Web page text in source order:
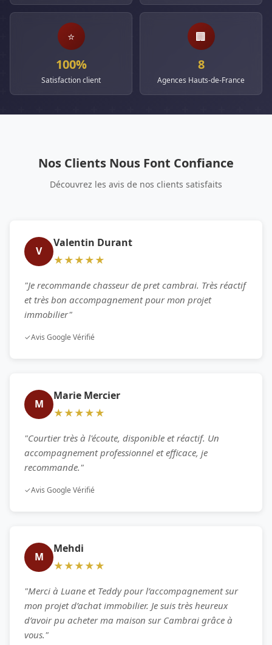
⭐
100%
Satisfaction client
🏢
8
Agences Hauts-de-France
Nos Clients Nous Font Confiance
Découvrez les avis de nos clients satisfaits
V
Valentin Durant
★★★★★
"Je recommande chasseur de pret cambrai. Très réactif
et très bon accompagnement pour mon projet
immobilier"
✓Avis Google Vérifié
M
Marie Mercier
★★★★★
"Courtier très à l'écoute, disponible et réactif. Un
accompagnement professionnel et efficace, je
recommande."
✓Avis Google Vérifié
M
Mehdi
★★★★★
"Merci à Luane et Teddy pour l’accompagnement sur
mon projet d’achat immobilier. Je suis très heureux
d’avoir pu acheter ma maison sur Cambrai grâce à
vous."